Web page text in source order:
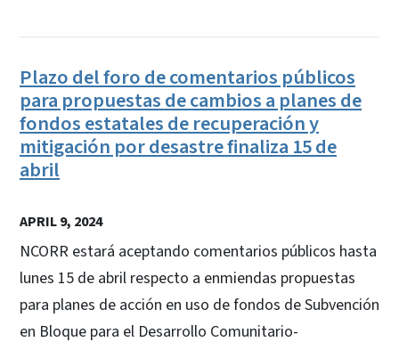
Plazo del foro de comentarios públicos
para propuestas de cambios a planes de
fondos estatales de recuperación y
mitigación por desastre finaliza 15 de
abril
APRIL 9, 2024
NCORR estará aceptando comentarios públicos hasta
lunes 15 de abril respecto a enmiendas propuestas
para planes de acción en uso de fondos de Subvención
en Bloque para el Desarrollo Comunitario-